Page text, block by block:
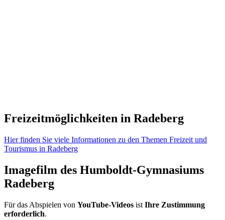
Freizeitmöglichkeiten in Radeberg
Hier finden Sie viele Informationen zu den Themen Freizeit und
Tourismus in Radeberg
Imagefilm des Humboldt-Gymnasiums
Radeberg
Für das Abspielen von YouTube-Videos ist Ihre Zustimmung
erforderlich.